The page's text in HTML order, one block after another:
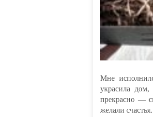
Мне
украсила дом,
прекрасно —
желали